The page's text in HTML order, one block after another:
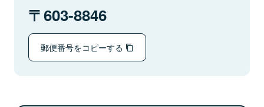
603-8846
郵便番号をコピーする